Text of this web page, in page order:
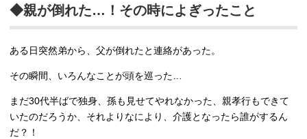
◆親が倒れた…！その時によぎったこと
ある日突然弟から、父が倒れたと連絡があった。
その瞬間、いろんなことが頭を巡った…
まだ30代半ばで独身、孫も見せてやれなかった、親孝行もできて
いたのだろうか、それよりなにより、介護となったら誰がするん
だ？！